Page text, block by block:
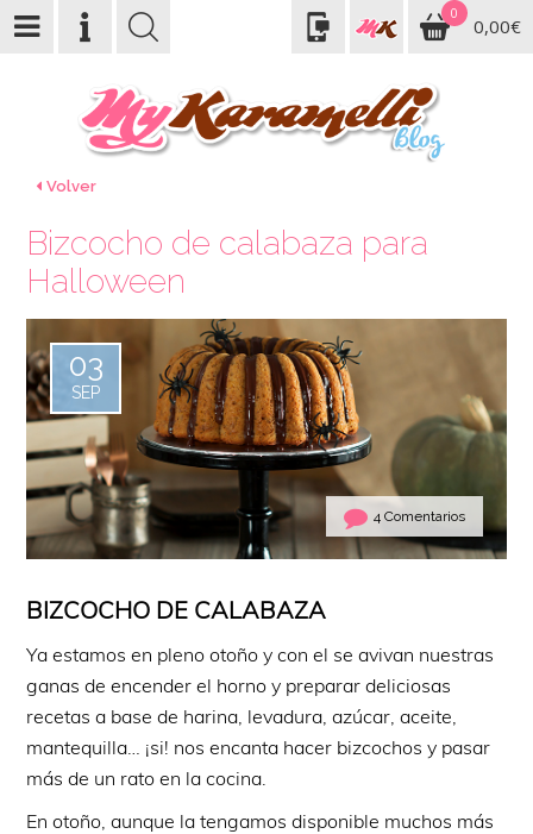
0
0,00€
Volver
Bizcocho de calabaza para
Halloween
03
SEP
4 Comentarios
BIZCOCHO DE CALABAZA
Ya estamos en pleno otoño y con el se avivan nuestras
ganas de encender el horno y preparar deliciosas
recetas a base de harina, levadura, azúcar, aceite,
mantequilla… ¡si! nos encanta hacer bizcochos y pasar
más de un rato en la cocina.
En otoño, aunque la tengamos disponible muchos más